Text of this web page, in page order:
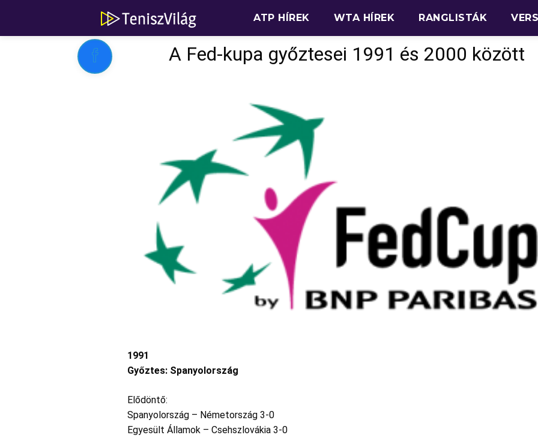
ATP HÍREK WTA HÍREK RANGLISTÁK
 A Fed-kupa győztesei 1991 és 2000 között
1991
Győztes: Spanyolország
Elődöntő:
Spanyolország – Németország 3-0
Egyesült Államok – Csehszlovákia 3-0